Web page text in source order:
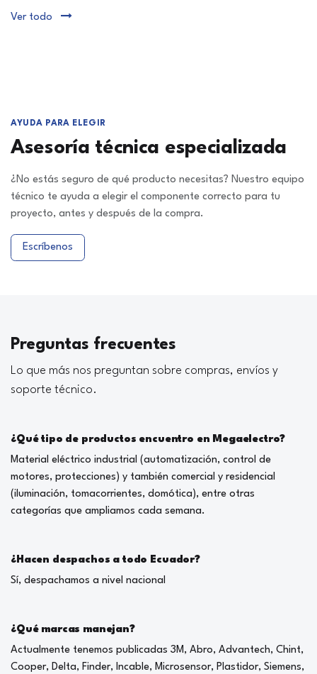
Ver todo
AYUDA PARA ELEGIR
Asesoría técnica especializada
¿No estás seguro de qué producto necesitas? Nuestro equipo
técnico te ayuda a elegir el componente correcto para tu
proyecto, antes y después de la compra.
Escríbenos
Preguntas frecuentes
Lo que más nos preguntan sobre compras, envíos y
soporte técnico.
¿Qué tipo de productos encuentro en Megaelectro?
Material eléctrico industrial (automatización, control de
motores, protecciones) y también comercial y residencial
(iluminación, tomacorrientes, domótica), entre otras
categorías que ampliamos cada semana.
¿Hacen despachos a todo Ecuador?
Sí, despachamos a nivel nacional
¿Qué marcas manejan?
Actualmente tenemos publicadas 3M, Abro, Advantech, Chint,
Cooper, Delta, Finder, Incable, Microsensor, Plastidor, Siemens,